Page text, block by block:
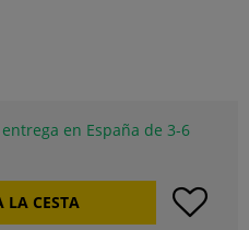
en España de 3-6
LA CESTA